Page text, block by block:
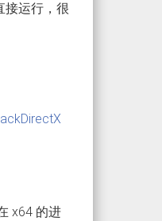
接运行，很
x64 的进